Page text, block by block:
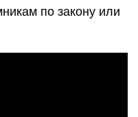
по закону или